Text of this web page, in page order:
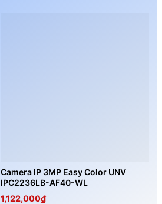
Camera IP 3MP Easy Color UNV
IPC2236LB-AF40-WL
1,122,000₫